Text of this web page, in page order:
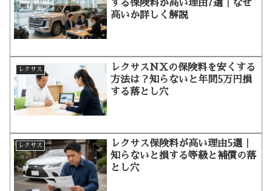
する保険料が高い理由7選｜なぜ
高いか詳しく解説
レクサス
レクサスNXの保険料を安くする
方法は？知らないと年間5万円損
する落とし穴
レクサス
レクサス保険料が高い理由5選｜
知らないと損する等級と補償の落
とし穴